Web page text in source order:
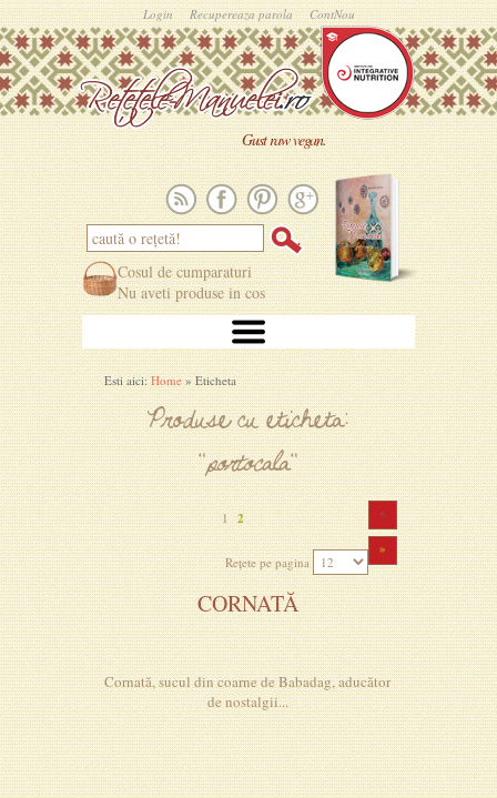
Login Recupereaza parola ContNou
Gust raw vegan.
Cosul de cumparaturi
Nu aveti produse in cos
Esti aici:Home» Eticheta
Produse cu eticheta:
"portocala"
«
12
»
Rețete pe pagina
CORNATĂ
Cornată, sucul din coarne de Babadag, aducător
de nostalgii...